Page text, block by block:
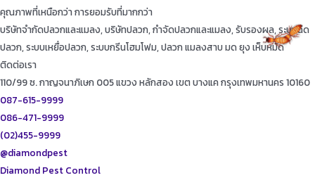
คุณภาพที่เหนือกว่า การยอมรับที่มากกว่า
บริษัทจำกัดปลวกและแมลง, บริษัทปลวก, กำจัดปลวกและแมลง, รับรองผล, ระบบฉีด
ปลวก, ระบบเหยื่อปลวก, ระบบกรีนโฮมโฟม, ปลวก แมลงสาบ มด ยุง เห็บหมัด
ติดต่อเรา
110/99 ซ. กาญจนาภิเษก 005 แขวง หลักสอง เขต บางแค กรุงเทพมหานคร 10160
087-615-9999
086-471-9999
(02)455-9999
@diamondpest
Diamond Pest Control